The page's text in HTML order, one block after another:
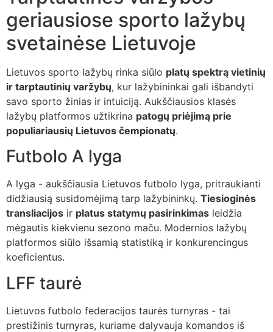
geriausiose sporto lažybų
svetainėse Lietuvoje
Lietuvos sporto lažybų rinka siūlo platų spektrą vietinių
ir tarptautinių varžybų, kur lažybininkai gali išbandyti
savo sporto žinias ir intuiciją. Aukščiausios klasės
lažybų platformos užtikrina patogų priėjimą prie
populiariausių Lietuvos čempionatų.
Futbolo A lyga
A lyga - aukščiausia Lietuvos futbolo lyga, pritraukianti
didžiausią susidomėjimą tarp lažybininkų. Tiesioginės
transliacijos ir platus statymų pasirinkimas leidžia
mėgautis kiekvienu sezono maču. Modernios lažybų
platformos siūlo išsamią statistiką ir konkurencingus
koeficientus.
LFF taurė
Lietuvos futbolo federacijos taurės turnyras - tai
prestižinis turnyras, kuriame dalyvauja komandos iš